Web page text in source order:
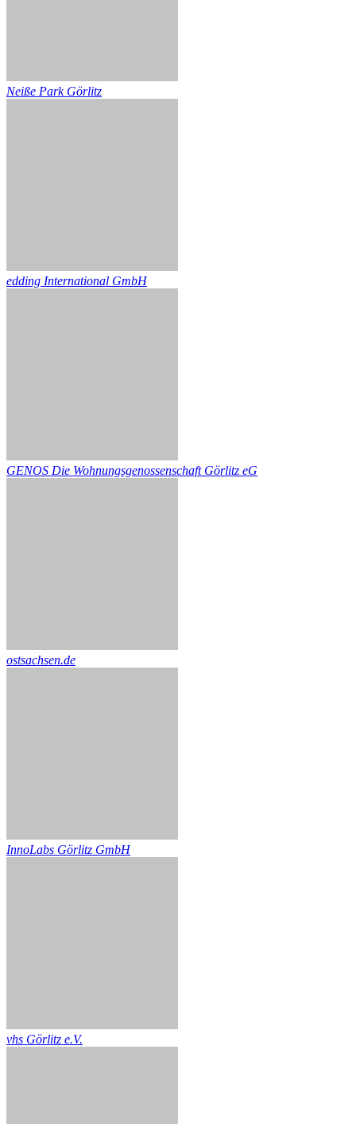
Neiße Park Görlitz
edding International GmbH
GENOS Die Wohnungsgenossenschaft Görlitz eG
ostsachsen.de
InnoLabs Görlitz GmbH
vhs Görlitz e.V.